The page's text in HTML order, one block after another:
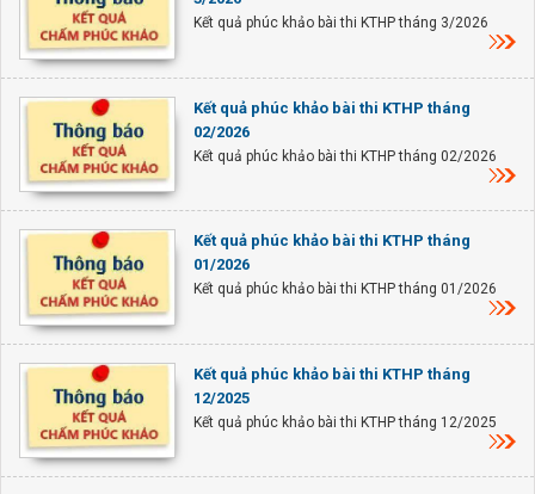
Kết quả phúc khảo bài thi KTHP tháng 3/2026
Kết quả phúc khảo bài thi KTHP tháng
02/2026
Kết quả phúc khảo bài thi KTHP tháng 02/2026
Kết quả phúc khảo bài thi KTHP tháng
01/2026
Kết quả phúc khảo bài thi KTHP tháng 01/2026
Kết quả phúc khảo bài thi KTHP tháng
12/2025
Kết quả phúc khảo bài thi KTHP tháng 12/2025